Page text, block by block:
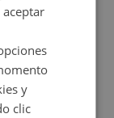
y
clic